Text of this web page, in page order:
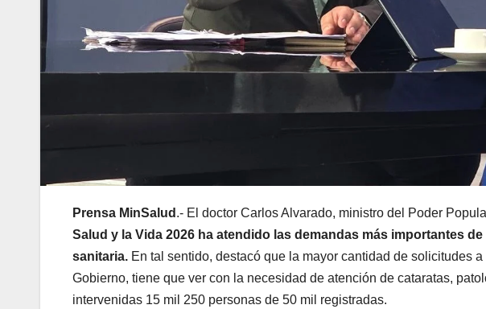
Prensa MinSalud .- El doctor Carlos Alvarado, ministro del Poder
Salud y la Vida 2026 ha atendido las demandas más importantes
sanitaria. En tal sentido, destacó que la mayor cantidad de solicitudes
Gobierno, tiene que ver con la necesidad de atención de cataratas,
intervenidas 15 mil 250 personas de 50 mil registradas.